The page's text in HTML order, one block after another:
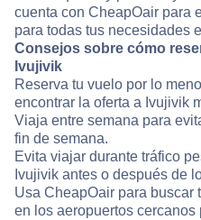
cuenta con CheapOair para
para todas tus necesidades
Consejos sobre cómo
Ivujivik
Reserva tu vuelo por lo
encontrar la oferta a Ivujivik
Viaja entre semana para
fin de semana.
Evita viajar durante tráfico
Ivujivik antes o después de
Usa CheapOair para
en los aeropuertos